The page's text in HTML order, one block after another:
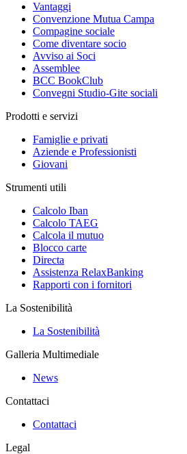
Vantaggi
Convenzione Mutua Campa
Compagine sociale
Come diventare socio
Avviso ai Soci
Assemblee
BCC BookClub
Convegni Studio-Gite sociali
Prodotti e servizi
Famiglie e privati
Aziende e Professionisti
Giovani
Strumenti utili
Calcolo Iban
Calcolo TAEG
Calcola il mutuo
Blocco carte
Directa
Assistenza RelaxBanking
Rapporti con i fornitori
La Sostenibilità
La Sostenibilità
Galleria Multimediale
News
Contattaci
Contattaci
Legal